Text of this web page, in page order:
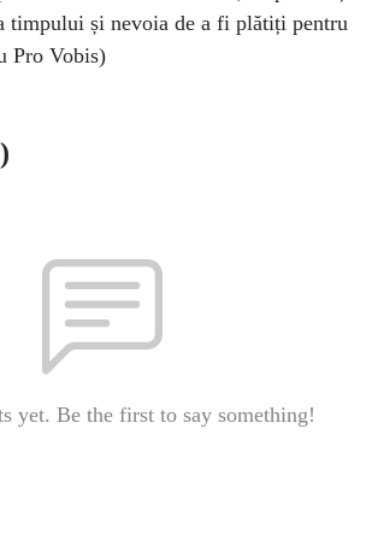
timpului și nevoia de a fi plătiți pentru
Pro Vobis)
yet. Be the first to say something!